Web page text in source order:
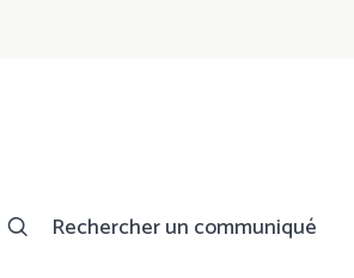
Rechercher un communiqué